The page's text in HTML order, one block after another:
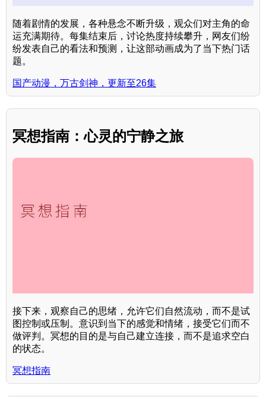
随着剧情的发展，各种悬念不断升级，观众们对主角的命
运充满期待。每集结束后，讨论热度持续攀升，网友们纷
纷发表自己的看法和预测，让这部动画成为了当下热门话
题。
国产动漫，万古剑神，更新至26集
冥想指南：心灵的宁静之旅
接下来，观察自己的思绪，允许它们自然流动，而不是试
图控制或压制。意识到当下的感觉和情绪，接受它们而不
做评判。冥想的目的是与自己建立连接，而不是追求空白
的状态。
冥想指南